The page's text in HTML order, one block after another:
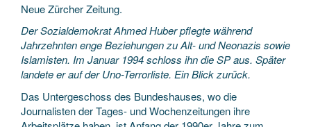
Neue Zürcher Zeitung.
Der Sozialdemokrat Ahmed Huber pflegte während
Jahrzehnten enge Beziehungen zu Alt- und Neonazis sowie
Islamisten. Im Januar 1994 schloss ihn die SP aus. Später
landete er auf der Uno-Terrorliste. Ein Blick zurück.
Das Untergeschoss des Bundeshauses, wo die
Journalisten der Tages- und Wochenzeitungen ihre